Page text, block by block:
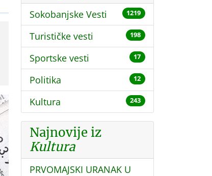
Sokobanjske Vesti 1219
Turističke vesti 198
Sportske vesti 17
Politika 12
Kultura 243
Najnovije iz
Kultura
PRVOMAJSKI URANAK U